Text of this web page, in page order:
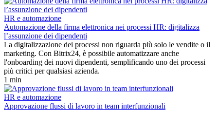
HR e automazione
Automazione della firma elettronica nei processi HR: digitalizza
l’assunzione dei dipendenti
La digitalizzazione dei processi non riguarda più solo le vendite o il
marketing. Con Bitrix24, è possibile automatizzare anche
l'onboarding dei nuovi dipendenti, semplificando uno dei processi
più critici per qualsiasi azienda.
1 min
HR e automazione
Approvazione flussi di lavoro in team interfunzionali